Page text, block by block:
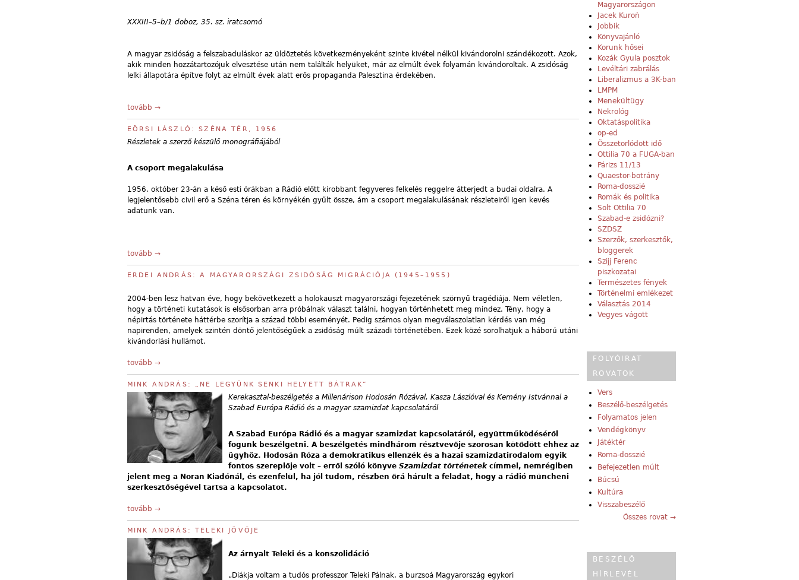
XXXIII–5–b/1 doboz, 35. sz. iratcsomó
A magyar zsidóság a felszabaduláskor az üldöztetés következményeként szinte kivétel nélkül kivándorolni szándékozott. Azok,
akik minden hozzátartozójuk elvesztése után nem találták helyüket, már az elmúlt évek folyamán kivándoroltak. A zsidóság
lelki állapotára építve folyt az elmúlt évek alatt erős propaganda Palesztina érdekében.
tovább →
EÖRSI LÁSZLÓ: SZÉNA TÉR, 1956
Részletek a szerző készülő monográfiájából
A csoport megalakulása
1956. október 23-án a késő esti órákban a Rádió előtt kirobbant fegyveres felkelés reggelre átterjedt a budai oldalra. A
legjelentősebb civil erő a Széna téren és környékén gyűlt össze, ám a csoport megalakulásának részleteiről igen kevés
adatunk van.
tovább →
ERDEI ANDRÁS: A MAGYARORSZÁGI ZSIDÓSÁG MIGRÁCIÓJA (1945–1955)
2004-ben lesz hatvan éve, hogy bekövetkezett a holokauszt magyarországi fejezetének szörnyű tragédiája. Nem véletlen,
hogy a történeti kutatások is elsősorban arra próbálnak választ találni, hogyan történhetett meg mindez. Tény, hogy a
népirtás története háttérbe szorítja a század többi eseményét. Pedig számos olyan megválaszolatlan kérdés van még
napirenden, amelyek szintén döntő jelentőségűek a zsidóság múlt századi történetében. Ezek közé sorolhatjuk a háború utáni
kivándorlási hullámot.
tovább →
MINK ANDRÁS: „NE LEGYÜNK SENKI HELYETT BÁTRAK”
Kerekasztal-beszélgetés a Millenárison Hodosán Rózával, Kasza Lászlóval és Kemény Istvánnal a
Szabad Európa Rádió és a magyar szamizdat kapcsolatáról
A Szabad Európa Rádió és a magyar szamizdat kapcsolatáról, együttműködéséről
fogunk beszélgetni. A beszélgetés mindhárom résztvevője szorosan kötődött ehhez az
ügyhöz. Hodosán Róza a demokratikus ellenzék és a hazai szamizdatirodalom egyik
fontos szereplője volt – erről szóló könyve Szamizdat történetekcímmel, nemrégiben
jelent meg a Noran Kiadónál, és ezenfelül, ha jól tudom, részben őrá hárult a feladat, hogy a rádió müncheni
szerkesztőségével tartsa a kapcsolatot.
tovább →
MINK ANDRÁS: TELEKI JÖVŐJE
Az árnyalt Teleki és a konszolidáció
„Diákja voltam a tudós professzor Teleki Pálnak, a burzsoá Magyarország egykori
Magyarországon
Jacek Kuroń
Jobbik
Könyvajánló
Korunk hősei
Kozák Gyula posztok
Levéltári zabrálás
Liberalizmus a 3K-ban
LMPM
Menekültügy
Nekrológ
Oktatáspolitika
op-ed
Összetorlódott idő
Ottilia 70 a FUGA-ban
Párizs 11/13
Quaestor-botrány
Roma-dosszié
Romák és politika
Solt Ottilia 70
Szabad-e zsidózni?
SZDSZ
Szerzők, szerkesztők,
bloggerek
Szijj Ferenc
piszkozatai
Természetes fények
Történelmi emlékezet
Választás 2014
Vegyes vágott
FOLYÓIRAT
ROVATOK
Vers
Beszélő-beszélgetés
Folyamatos jelen
Vendégkönyv
Játéktér
Roma-dosszié
Befejezetlen múlt
Búcsú
Kultúra
Visszabeszélő
Összes rovat →
BESZÉLŐ
HÍRLEVÉL